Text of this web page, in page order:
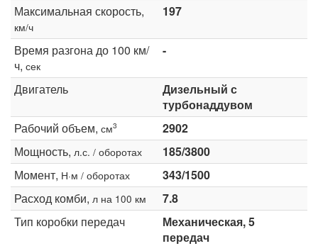
Максимальная скорость,
км/ч
197
Время разгона до 100 км/
ч, сек
-
Двигатель
Дизельный с
турбонаддувом
Рабочий объем, см3
2902
Мощность, л.с. / оборотах
185/3800
Момент, Н·м / оборотах
343/1500
Расход комби, л на 100 км
7.8
Тип коробки передач
Механическая, 5
передач